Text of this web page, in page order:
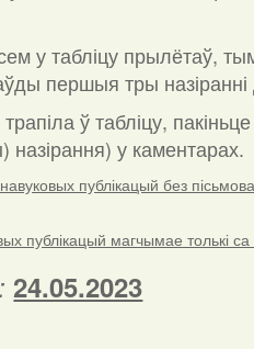
у табліцу прылётаў,
першыя тры
ў табліцу,
назірання) у каментарах.
публікацый без
публікацый магчымае толькі
: 24.05.2023